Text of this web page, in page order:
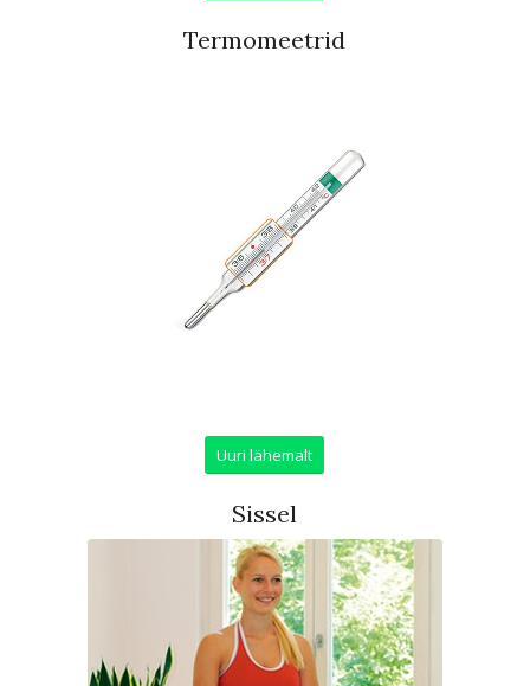
Termomeetrid
Uuri lähemalt
Sissel